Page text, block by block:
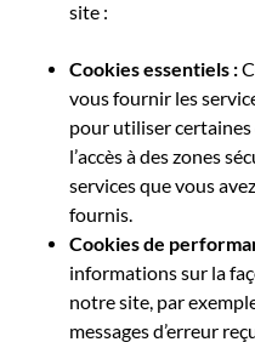
site :
Cookies essentiels :
vous fournir les
pour utiliser
l’accès à des zones
services que vous
fournis.
Cookies de
informations sur la
notre site, par
messages d’erreur